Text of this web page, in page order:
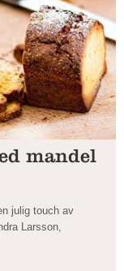
mandel
julig touch av
Larsson,